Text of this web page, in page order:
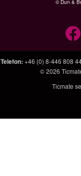
© Dun &
Telefon: +46 (0) 8-446 808
© 2026
Ticmate